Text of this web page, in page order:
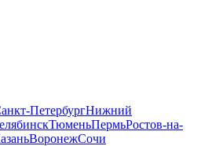
ПетербургНижний
ТюменьПермьРостов-на-
ВоронежСочи